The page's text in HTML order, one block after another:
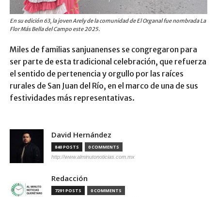
En su edición 63, la joven Arely de la comunidad de El Organal fue nombrada La
Flor Más Bella del Campo este 2025.
Miles de familias sanjuanenses se congregaron para
ser parte de esta tradicional celebración, que refuerza
el sentido de pertenencia y orgullo por las raíces
rurales de San Juan del Río, en el marco de una de sus
festividades más representativas.
David Hernández
840 POSTS 0 COMMENTS
http://www.alminutonoticias.com.mx
Redacción
7291 POSTS 0 COMMENTS